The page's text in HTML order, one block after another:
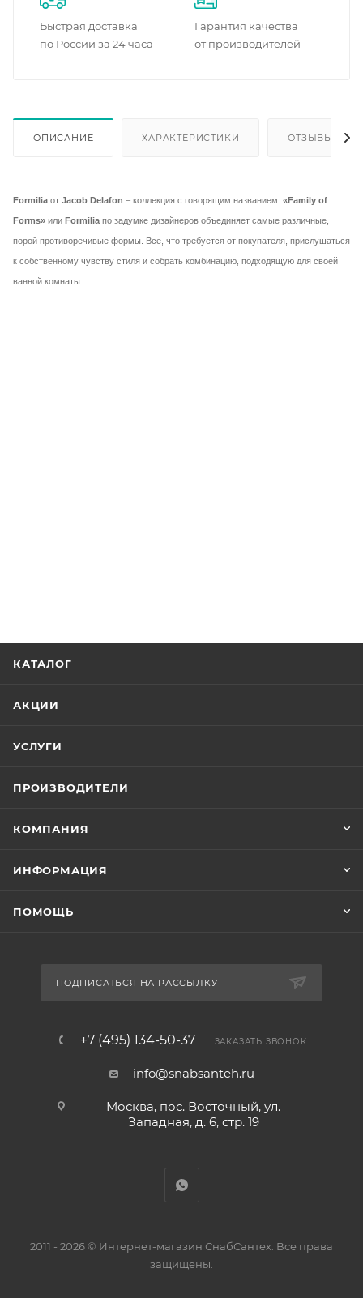
Быстрая доставка
по России за 24 часа
Гарантия качества
от производителей
ОПИСАНИЕ ХАРАКТЕРИСТИКИ ОТЗЫВЫ
Formilia от Jacob Delafon – коллекция с говорящим названием. «Family of
Forms» или Formilia по задумке дизайнеров объединяет самые различные,
порой противоречивые формы. Все, что требуется от покупателя, прислушаться
к собственному чувству стиля и собрать комбинацию, подходящую для своей
ванной комнаты.
КАТАЛОГ
АКЦИИ
УСЛУГИ
ПРОИЗВОДИТЕЛИ
КОМПАНИЯ
ИНФОРМАЦИЯ
ПОМОЩЬ
ПОДПИСАТЬСЯ НА РАССЫЛКУ
+7 (495) 134-50-37 ЗАКАЗАТЬ ЗВОНОК
info@snabsanteh.ru
Москва, пос. Восточный, ул.
Западная, д. 6, стр. 19
2011 - 2026 © Интернет-магазин СнабСантех. Все права
защищены.